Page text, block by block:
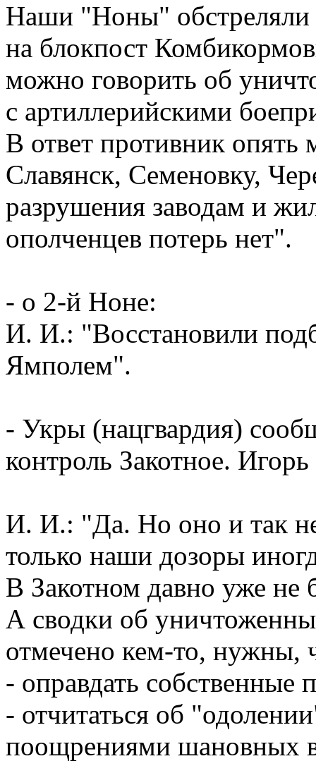
Наши "Ноны" обстреляли
на блокпост
можно говорить об
с артиллерийскими
В ответ противник опять
Славянск, Семеновку,
разрушения заводам и
ополченцев потерь нет".
- о 2-й Ноне:
И. И.: "Восстановили
Ямполем".
- Укры (нацгвардия)
контроль Закотное.
И. И.: "Да. Но оно и так
только наши дозоры
В Закотном давно уже не
А сводки об
отмечено кем-то, нужны,
- оправдать собственные
- отчитаться об
поощрениями шановных